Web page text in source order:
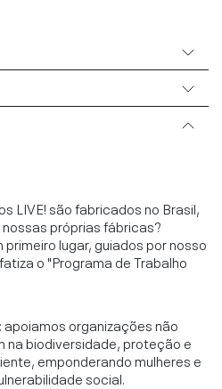
LIVE! são fabricados no Brasil,
próprias fábricas?
lugar, guiados por nosso
o "Programa de Trabalho
organizações não
na biodiversidade, proteção e
emponderando mulheres e
social.